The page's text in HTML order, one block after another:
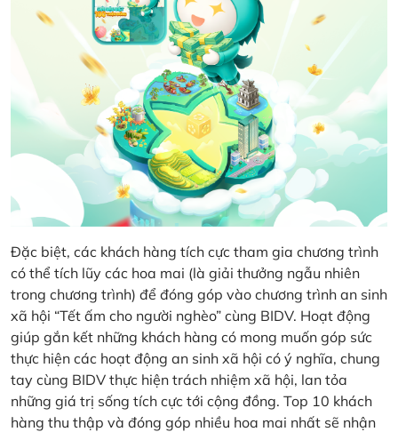
Đặc biệt, các khách hàng tích cực tham gia chương trình
có thể tích lũy các hoa mai (là giải thưởng ngẫu nhiên
trong chương trình) để đóng góp vào chương trình an sinh
xã hội “Tết ấm cho người nghèo” cùng BIDV. Hoạt động
giúp gắn kết những khách hàng có mong muốn góp sức
thực hiện các hoạt động an sinh xã hội có ý nghĩa, chung
tay cùng BIDV thực hiện trách nhiệm xã hội, lan tỏa
những giá trị sống tích cực tới cộng đồng. Top 10 khách
hàng thu thập và đóng góp nhiều hoa mai nhất sẽ nhận